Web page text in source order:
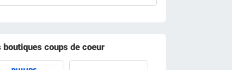
boutiques coups de coeur